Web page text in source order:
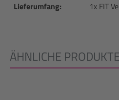
Lieferumfang:
1x FIT
ÄHNLICHE PRODUKTE